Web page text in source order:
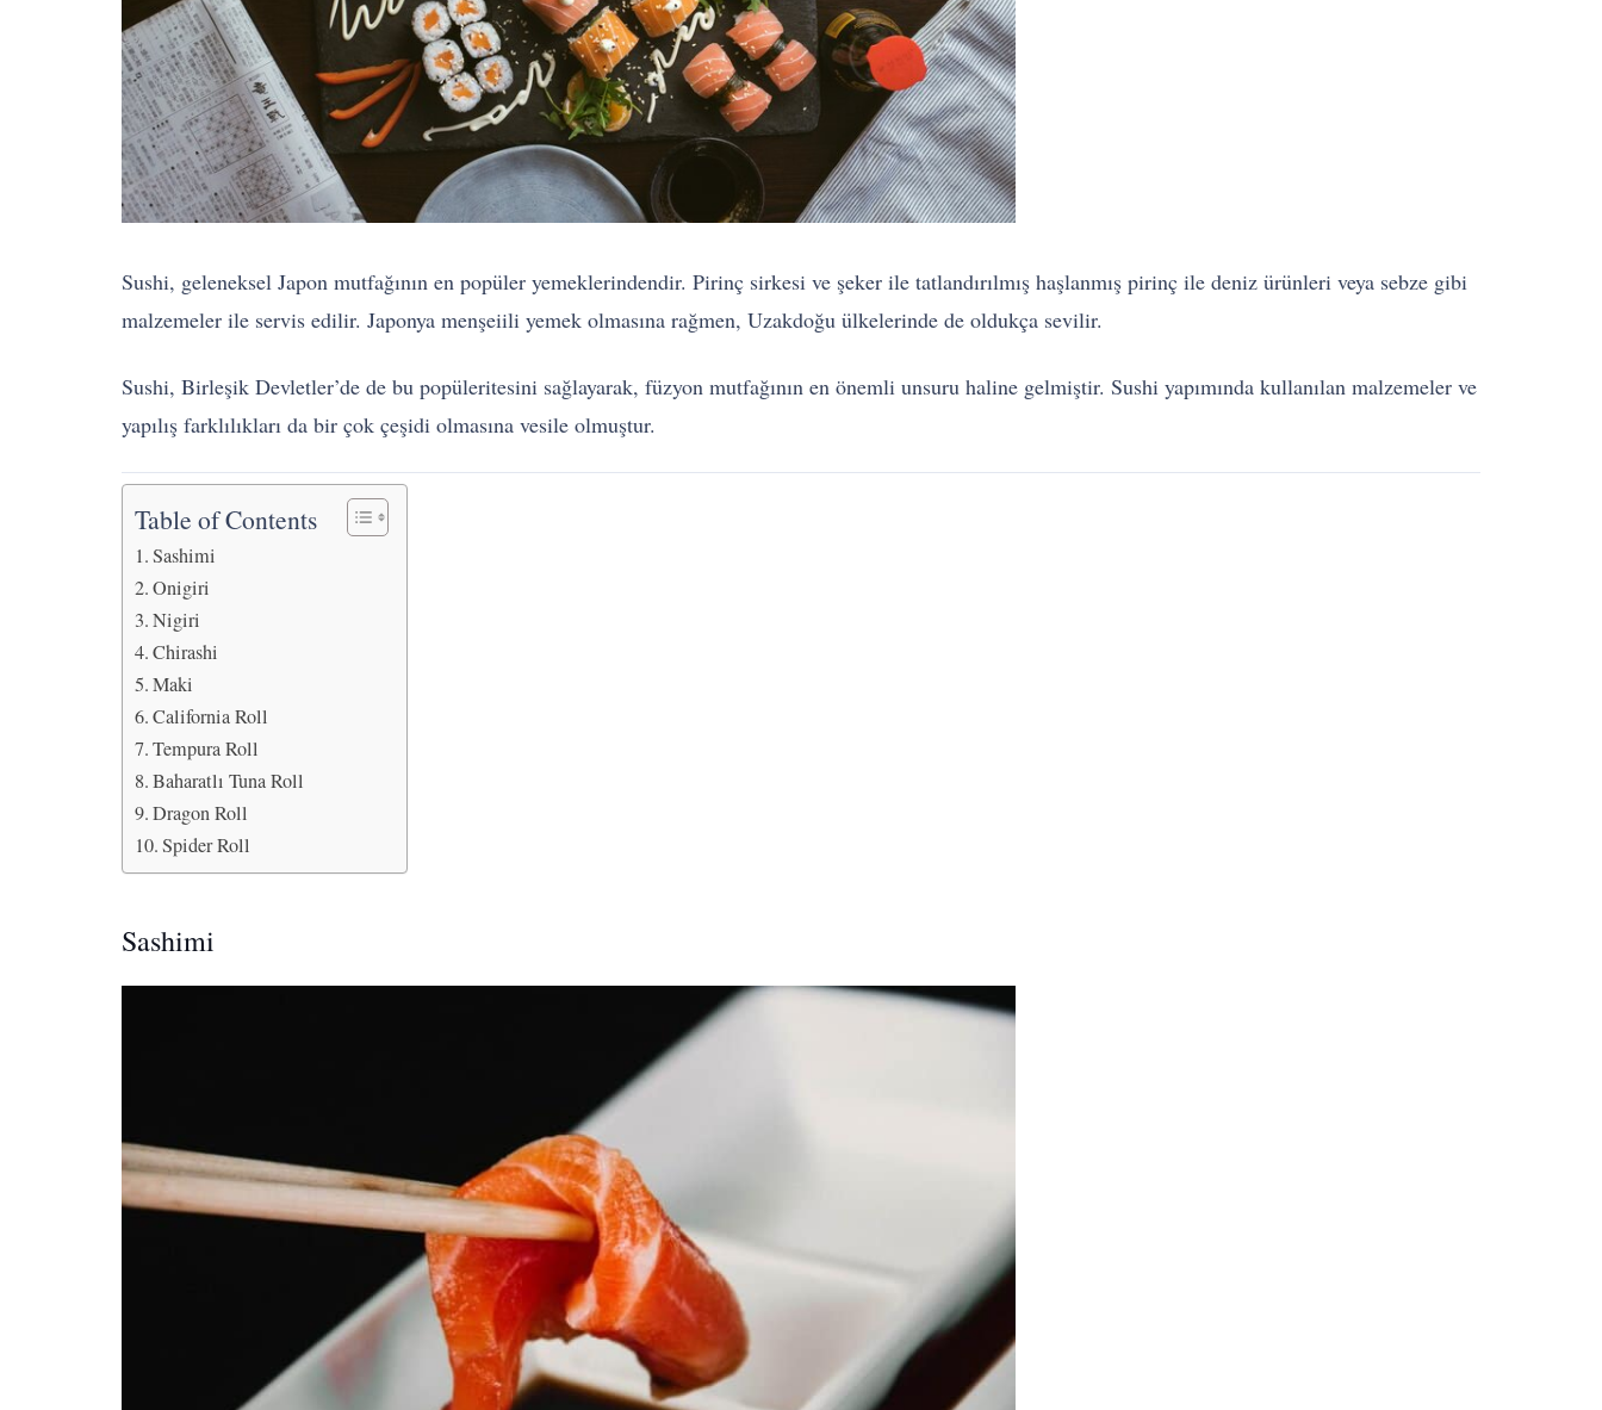
Sushi, geleneksel Japon mutfağının en popüler yemeklerindendir. Pirinç sirkesi ve şeker ile tatlandırılmış haşlanmış pirinç ile deniz ürünleri veya sebze gibi
malzemeler ile servis edilir. Japonya menşeiili yemek olmasına rağmen, Uzakdoğu ülkelerinde de oldukça sevilir.
Sushi, Birleşik Devletler’de de bu popüleritesini sağlayarak, füzyon mutfağının en önemli unsuru haline gelmiştir. Sushi yapımında kullanılan malzemeler ve
yapılış farklılıkları da bir çok çeşidi olmasına vesile olmuştur.
Table of Contents
Sashimi
Onigiri
Nigiri
Chirashi
Maki
California Roll
Tempura Roll
Baharatlı Tuna Roll
Dragon Roll
Spider Roll
Sashimi